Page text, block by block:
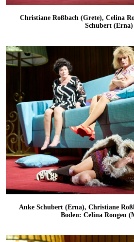
Christiane Roßbach (Grete), Celina
Schubert (Erna)
Anke Schubert (Erna), Christiane
Boden: Celina Rongen